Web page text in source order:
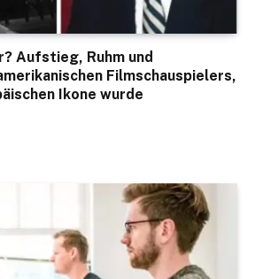
Aufstieg, Ruhm und
Filmschauspielers,
Ikone wurde